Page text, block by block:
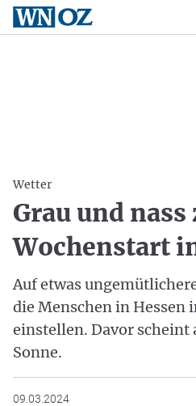
Wetter
Grau und nass
Wochenstart
Auf etwas
die Menschen in Hessen
einstellen. Davor scheint
Sonne.
09.03.2024